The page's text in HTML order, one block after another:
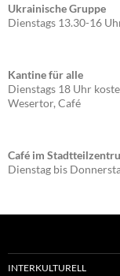
Ukrainische Gruppe
Dienstags 13.30-16
Kantine für alle
Dienstags 18 Uhr
Wesertor, Café
Café im
Dienstag bis
INTERKULTURELL